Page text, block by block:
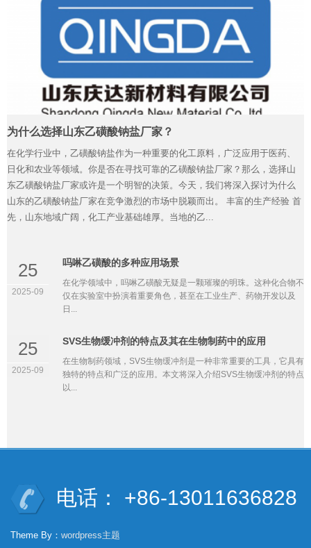
为什么选择山东乙磺酸钠盐厂家？
在化学行业中，乙磺酸钠盐作为一种重要的化工原料，广泛应用于医药、
日化和农业等领域。你是否在寻找可靠的乙磺酸钠盐厂家？那么，选择山
东乙磺酸钠盐厂家或许是一个明智的决策。今天，我们将深入探讨为什么
山东的乙磺酸钠盐厂家在竞争激烈的市场中脱颖而出。 丰富的生产经验 首
先，山东地域广阔，化工产业基础雄厚。当地的乙...
25
2025-09
吗啉乙磺酸的多种应用场景
在化学领域中，吗啉乙磺酸无疑是一颗璀璨的明珠。这种化合物不
仅在实验室中扮演着重要角色，甚至在工业生产、药物开发以及
日...
25
2025-09
SVS生物缓冲剂的特点及其在生物制药中的应用
在生物制药领域，SVS生物缓冲剂是一种非常重要的工具，它具有
独特的特点和广泛的应用。本文将深入介绍SVS生物缓冲剂的特点
以...
电话： +86-13011636828
Theme By： wordpress主题